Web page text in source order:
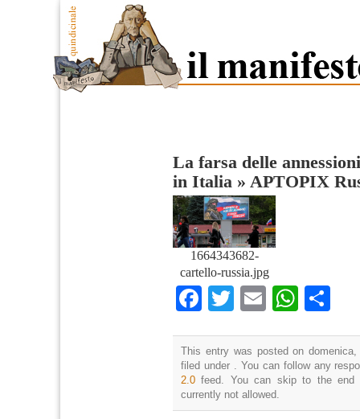
La farsa delle
in Italia » APTOPIX
1664343682-
cartello-russia.jpg
Facebook
TwitterEmail
This entry was posted on
filed under . You can follow any
2.0 feed. You can skip to the end
currently not allowed.